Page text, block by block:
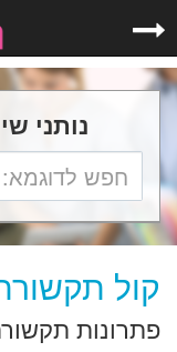
נותני
קול
פתרונות